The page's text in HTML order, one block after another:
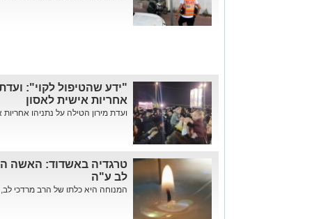
"ידע שהטיפול לקוי":
אחריות אישית לאסון
ועדת מירון הטילה על נתניהו
טרגדיה באשדוד: האשה
לב ע"ה
המנוחה היא כלתו של הרב מרדכי